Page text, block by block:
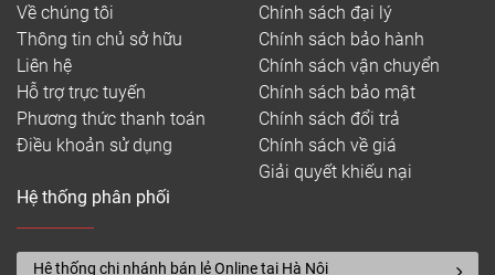
Về chúng tôi
Thông tin chủ sở hữu
Liên hệ
Hỗ trợ trực tuyến
Phương thức thanh toán
Điều khoản sử dụng
Chính sách đại lý
Chính sách bảo hành
Chính sách vận chuyển
Chính sách bảo mật
Chính sách đổi trả
Chính sách về giá
Giải quyết khiếu nại
Hệ thống phân phối
Hệ thống chi nhánh bán lẻ Online tại Hà Nội